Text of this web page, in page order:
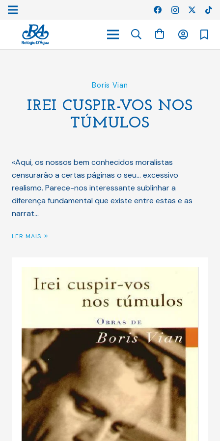
Boris Vian
IREI CUSPIR-VOS NOS
TÚMULOS
«Aqui, os nossos bem conhecidos moralistas
censurarão a certas páginas o seu... excessivo
realismo. Parece-nos interessante sublinhar a
diferença fundamental que existe entre estas e as
narrat…
LER MAIS